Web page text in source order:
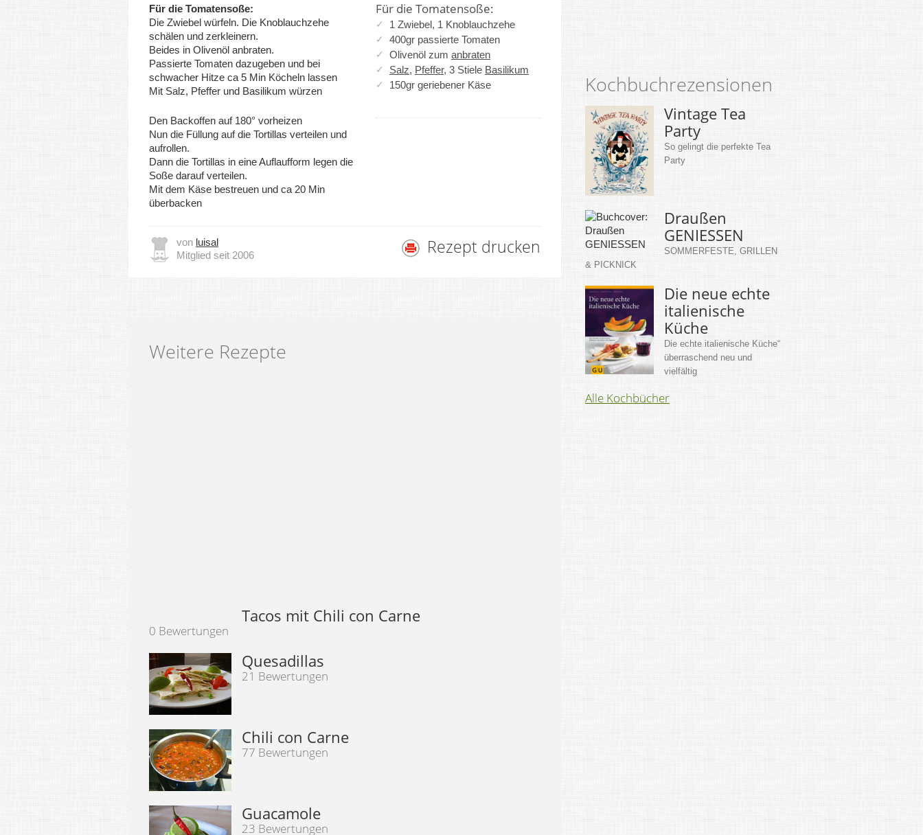
Für die Tomatensoße:
1 Zwiebel, 1 Knoblauchzehe
400gr passierte Tomaten
Olivenöl zum anbraten
Salz, Pfeffer, 3 Stiele Basilikum
150gr geriebener Käse
Für die Tomatensoße:
Die Zwiebel würfeln. Die Knoblauchzehe
schälen und zerkleinern.
Beides in Olivenöl anbraten.
Passierte Tomaten dazugeben und bei
schwacher Hitze ca 5 Min Köcheln lassen
Mit Salz, Pfeffer und Basilikum würzen
Den Backoffen auf 180° vorheizen
Nun die Füllung auf die Tortillas verteilen und
aufrollen.
Dann die Tortillas in eine Auflaufform legen die
Soße darauf verteilen.
Mit dem Käse bestreuen und ca 20 Min
überbacken
von luisal
Mitglied seit 2006
Rezept drucken
Kochbuchrezensionen
Vintage Tea
Party
So gelingt die perfekte Tea
Party
Draußen
GENIESSEN
SOMMERFESTE, GRILLEN
& PICKNICK
Die neue echte
italienische
Küche
Die echte italienische Küche“
überraschend neu und
vielfältig
Alle Kochbücher
Weitere Rezepte
Tacos mit Chili con Carne
0 Bewertungen
Quesadillas
21 Bewertungen
Chili con Carne
77 Bewertungen
Guacamole
23 Bewertungen